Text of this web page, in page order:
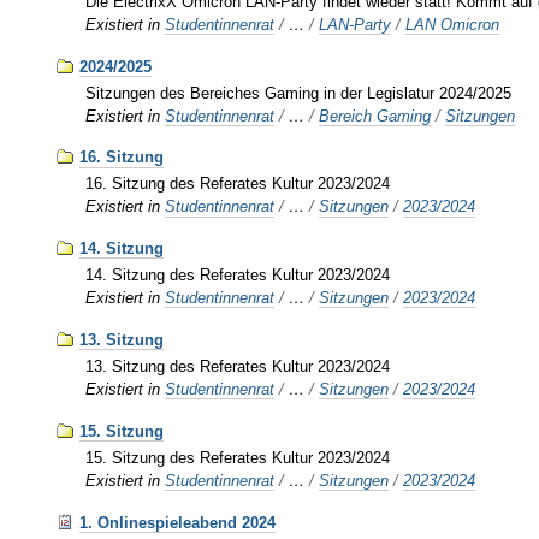
Existiert in Studentinnenrat / …/LAN-Party /LAN Omicron
2024/2025
Sitzungen des Bereiches Gaming in der Legislatur 2024/2025
Existiert in Studentinnenrat / …/Bereich Gaming /Sitzungen
16. Sitzung
16. Sitzung des Referates Kultur 2023/2024
Existiert in Studentinnenrat / …/Sitzungen /2023/2024
14. Sitzung
14. Sitzung des Referates Kultur 2023/2024
Existiert in Studentinnenrat / …/Sitzungen /2023/2024
13. Sitzung
13. Sitzung des Referates Kultur 2023/2024
Existiert in Studentinnenrat / …/Sitzungen /2023/2024
15. Sitzung
15. Sitzung des Referates Kultur 2023/2024
Existiert in Studentinnenrat / …/Sitzungen /2023/2024
1. Onlinespieleabend 2024